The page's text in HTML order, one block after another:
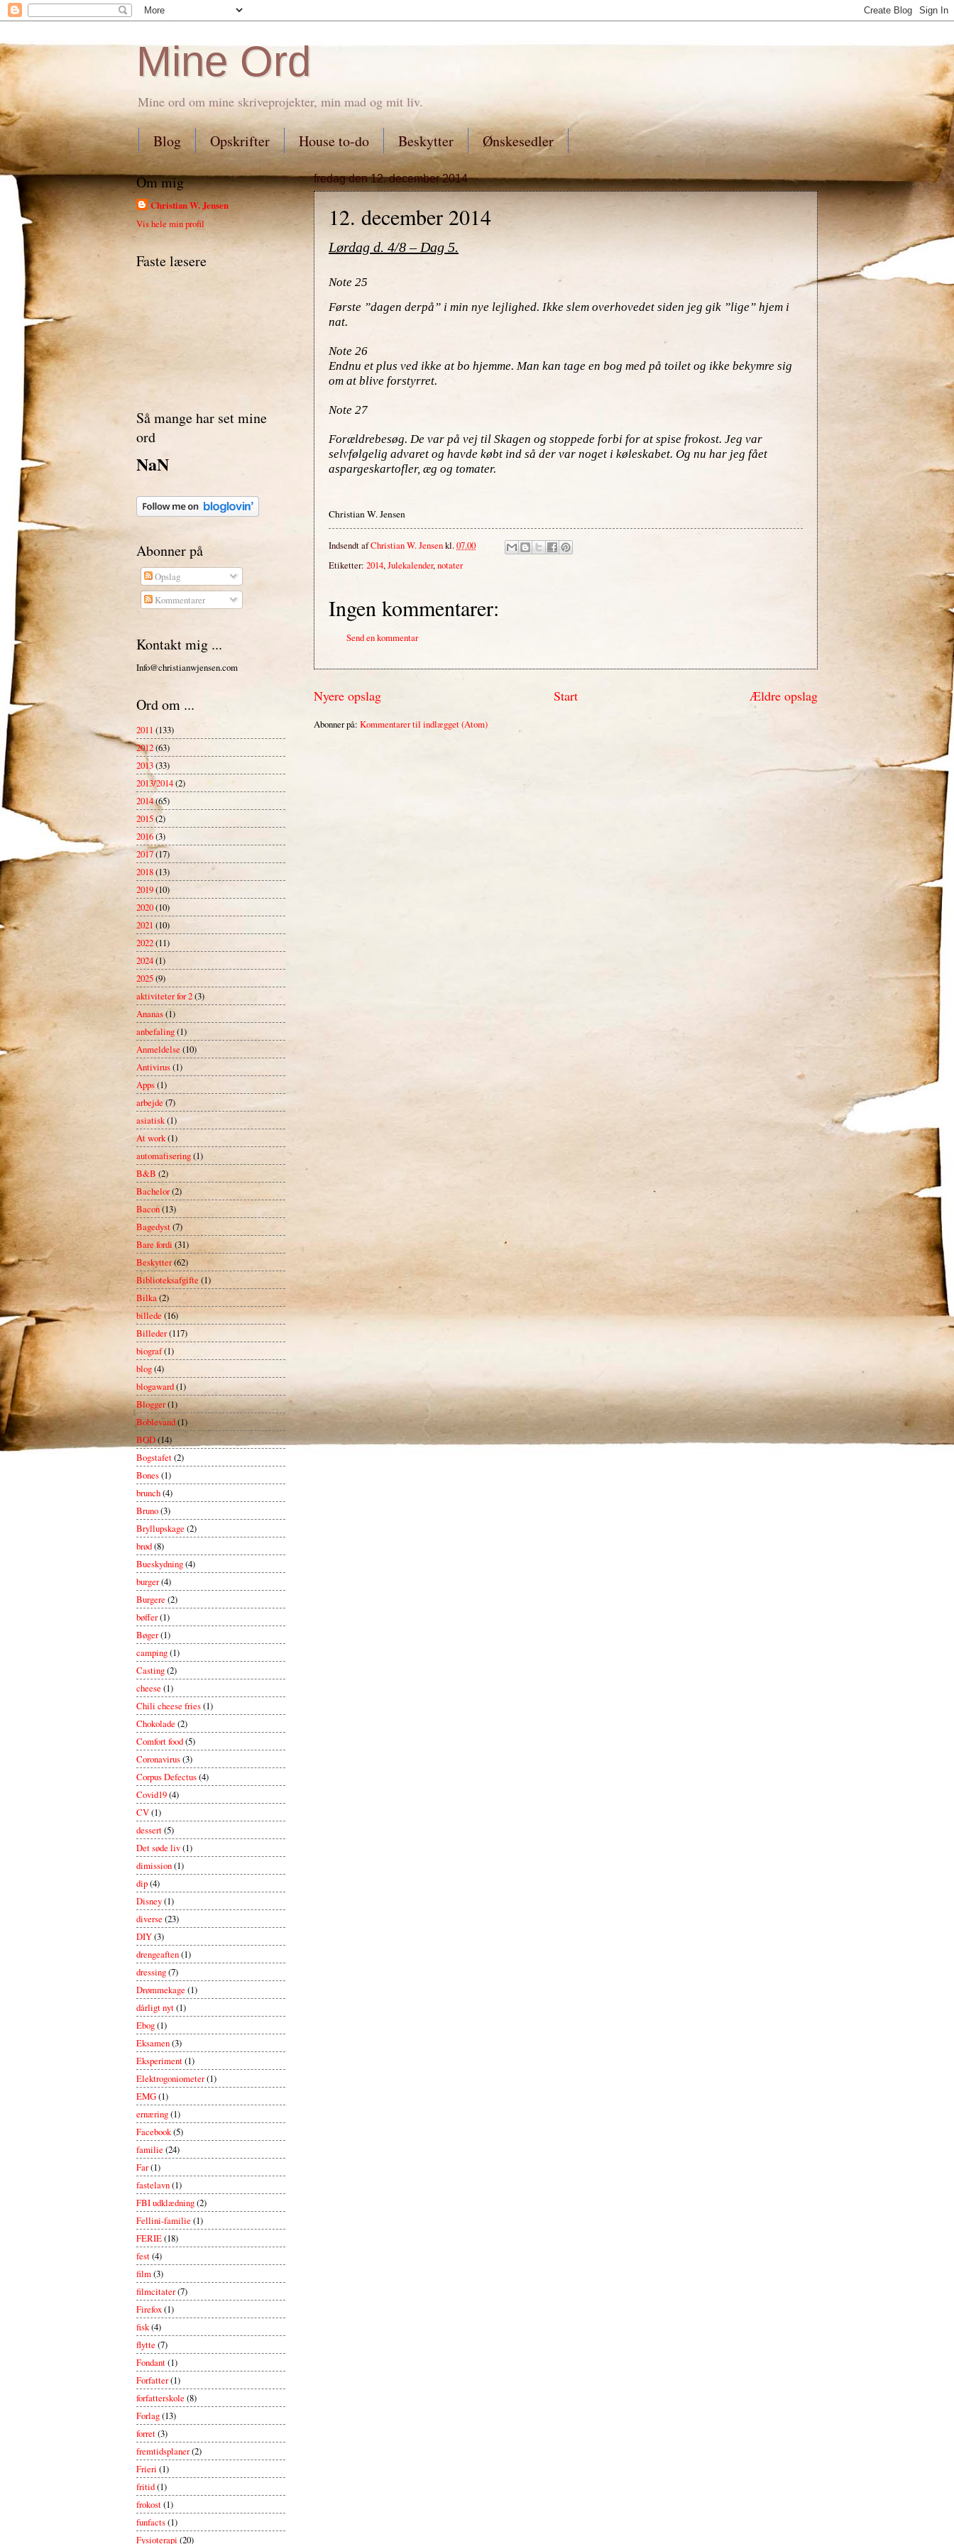
Mine Ord
Mine ord om mine skriveprojekter, min mad og mit liv.
Blog Opskrifter House to-do Beskytter Ønskesedler
fredag den 12. december 2014
12. december 2014
Lørdag d. 4/8 – Dag 5.
Note 25
Første ”dagen derpå” i min nye lejlighed. Ikke slem overhovedet siden jeg gik ”lige” hjem i
nat.
Note 26
Endnu et plus ved ikke at bo hjemme. Man kan tage en bog med på toilet og ikke bekymre sig
om at blive forstyrret.
Note 27
Forældrebesøg. De var på vej til Skagen og stoppede forbi for at spise frokost. Jeg var
selvfølgelig advaret og havde købt ind så der var noget i køleskabet. Og nu har jeg fået
aspargeskartofler, æg og tomater.
Christian W. Jensen
Indsendt afChristian W. Jensenkl.07.00
Etiketter: 2014,Julekalender,notater
Ingen kommentarer:
Send en kommentar
Nyere opslag Ældre opslag
Start
Abonner på: Kommentarer til indlægget (Atom)
Om mig
Christian W. Jensen
Vis hele min profil
Faste læsere
Så mange har set mine
ord
NaN
Abonner på
Opslag
Kommentarer
Kontakt mig ...
Info@christianwjensen.com
Ord om ...
2011 (133)
2012(63)
2013(33)
2013/2014(2)
2014(65)
2015(2)
2016(3)
2017(17)
2018(13)
2019(10)
2020(10)
2021 (10)
2022(11)
2024(1)
2025(9)
aktiviteter for 2(3)
Ananas(1)
anbefaling(1)
Anmeldelse(10)
Antivirus(1)
Apps(1)
arbejde (7)
asiatisk(1)
At work(1)
automatisering(1)
B&B (2)
Bachelor(2)
Bacon(13)
Bagedyst(7)
Bare fordi (31)
Beskytter(62)
Biblioteksafgifte (1)
Bilka(2)
billede (16)
Billeder(117)
biograf(1)
blog(4)
blogaward(1)
Blogger(1)
Boblevand(1)
BOD(14)
Bogstafet(2)
Bones(1)
brunch(4)
Bruno(3)
Bryllupskage(2)
brød(8)
Bueskydning(4)
burger(4)
Burgere(2)
bøffer(1)
Bøger(1)
camping(1)
Casting(2)
cheese(1)
Chili cheese fries(1)
Chokolade(2)
Comfort food(5)
Coronavirus(3)
Corpus Defectus(4)
Covid19(4)
CV(1)
dessert(5)
Det søde liv(1)
dimission(1)
dip(4)
Disney(1)
diverse(23)
DIY(3)
drengeaften(1)
dressing(7)
Drømmekage(1)
dårligt nyt(1)
Ebog(1)
Eksamen(3)
Eksperiment(1)
Elektrogoniometer(1)
EMG(1)
ernæring(1)
Facebook(5)
familie(24)
Far(1)
fastelavn(1)
FBI udklædning(2)
Fellini-familie(1)
FERIE(18)
fest(4)
film(3)
filmcitater(7)
Firefox(1)
fisk(4)
flytte(7)
Fondant(1)
Forfatter(1)
forfatterskole(8)
Forlag(13)
forret(3)
fremtidsplaner(2)
Frieri (1)
fritid(1)
frokost(1)
funfacts(1)
Fysioterapi (20)